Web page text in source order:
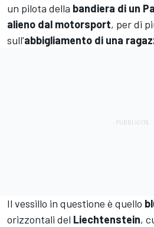
un pilota della bandiera di un
alieno dal motorsport, per di
sull’abbigliamento di una
Il vessillo in questione è quello
orizzontali del Liechtenstein,